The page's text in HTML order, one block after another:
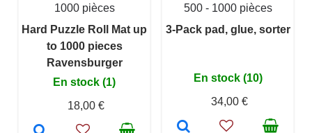
1000 pièces
Hard Puzzle Roll Mat up
to 1000 pieces
Ravensburger
En stock (1)
18,00 €
500 - 1000 pièces
3-Pack pad, glue, sorter
En stock (10)
34,00 €